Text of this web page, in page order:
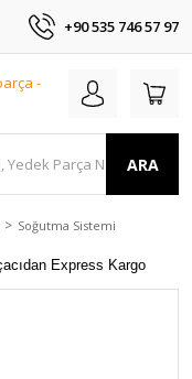
+90 535 746 57 97
ARA
Soğutma Sistemi